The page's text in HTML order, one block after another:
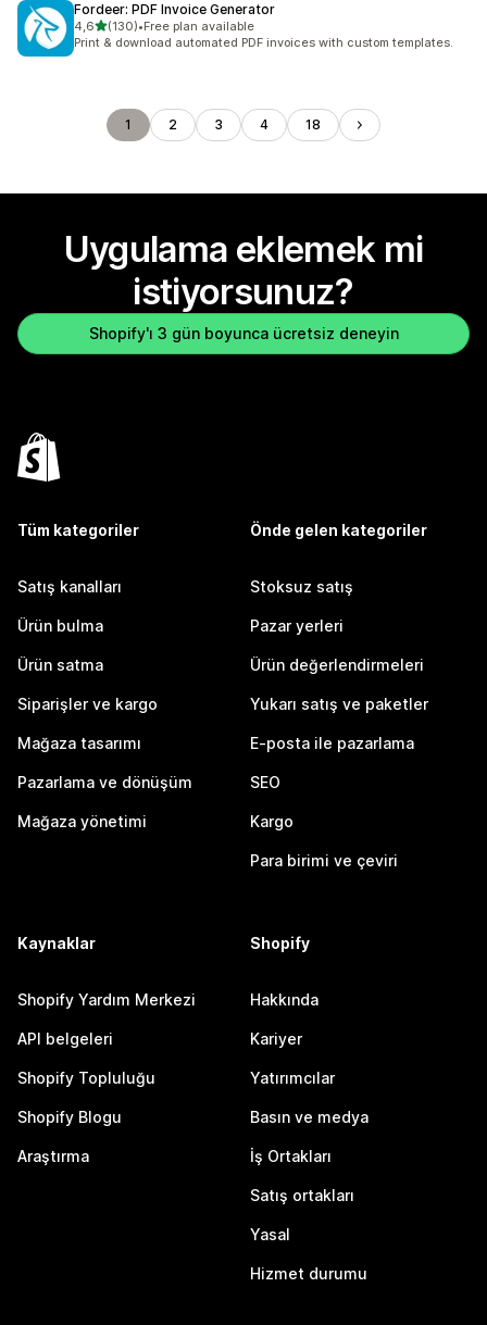
Fordeer: PDF Invoice Generator
4,65 yıldız üzerinden
(130)
toplam 130 değerlendirme
•Free plan available
Print & download automated PDF invoices with custom templates.
1 2 3 4 18
Uygulama eklemek mi
istiyorsunuz?
Shopify'ı 3 gün boyunca ücretsiz deneyin
Tüm kategoriler
Satış kanalları
Ürün bulma
Ürün satma
Siparişler ve kargo
Mağaza tasarımı
Pazarlama ve dönüşüm
Mağaza yönetimi
Önde gelen kategoriler
Stoksuz satış
Pazar yerleri
Ürün değerlendirmeleri
Yukarı satış ve paketler
E-posta ile pazarlama
SEO
Kargo
Para birimi ve çeviri
Kaynaklar
Shopify Yardım Merkezi
API belgeleri
Shopify Topluluğu
Shopify Blogu
Araştırma
Shopify
Hakkında
Kariyer
Yatırımcılar
Basın ve medya
İş Ortakları
Satış ortakları
Yasal
Hizmet durumu